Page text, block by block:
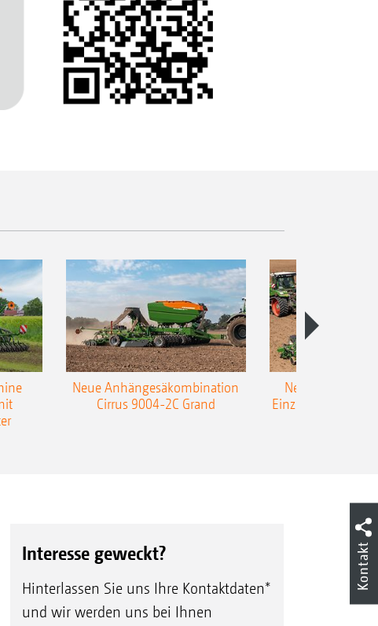
Neue Anhängesäkombination
Cirrus 9004-2C Grand
Neue
Einzelkorn-
Interesse geweckt?
Hinterlassen Sie uns Ihre Kontaktdaten*
und wir werden uns bei Ihnen
Kontakt